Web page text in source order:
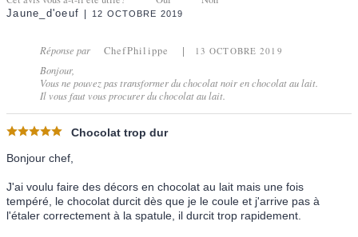
Jaune_d'oeuf 12 OCTOBRE 2019
Réponse par ChefPhilippe 13 OCTOBRE 2019
Bonjour,
Vous ne pouvez pas transformer du chocolat noir en chocolat au lait.
Il vous faut vous procurer du chocolat au lait.
Chocolat trop dur
Bonjour chef,
J'ai voulu faire des décors en chocolat au lait mais une fois
tempéré, le chocolat durcit dès que je le coule et j'arrive pas à
l'étaler correctement à la spatule, il durcit trop rapidement.